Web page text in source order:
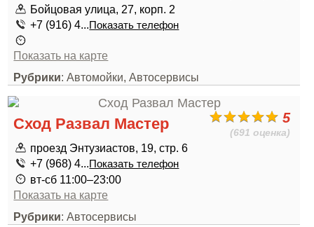
Бойцовая улица, 27, корп. 2
+7 (916) 4...Показать телефон
Показать на карте
Рубрики: Автомойки, Автосервисы
5
(691 оценка)
Сход Развал Мастер
проезд Энтузиастов, 19, стр. 6
+7 (968) 4...Показать телефон
вт-сб 11:00–23:00
Показать на карте
Рубрики: Автосервисы